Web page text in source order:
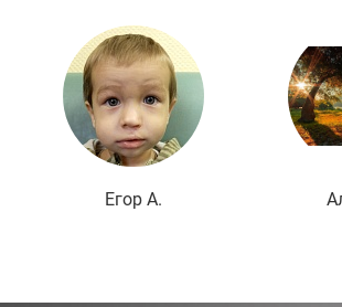
Подробнее
Егор А.